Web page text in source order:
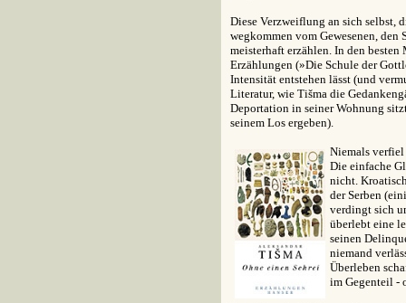
Diese Verzweiflung an sich selbst,
wegkommen vom Gewesenen,
meisterhaft erzählen. In den
Erzählungen (»Die Schule der
Intensität entstehen lässt (und
Literatur, wie Tišma die
Deportation in seiner Wohnung
seinem Los ergeben).
Niemals
Die einfache
nicht.
der Serben
verdingt sich
überlebt eine
seinen
niemand
Überleben
im Gegenteil -